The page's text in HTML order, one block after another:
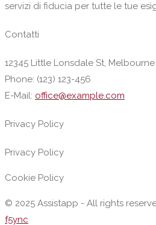
servizi di fiducia per tutte le tue
Contatti
12345 Little Lonsdale St, Melbourne
Phone: (123) 123-456
E-Mail: office@example.com
Privacy Policy
Privacy Policy
Cookie Policy
© 2025 Assistapp - All rights
f5ync